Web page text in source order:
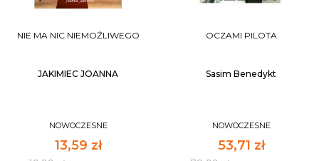
NIE MA NIC NIEMOŻLIWEGO
JAKIMIEC JOANNA
NOWOCZESNE
13,59 zł
OCZAMI PILOTA
Sasim Benedykt
NOWOCZESNE
53,71 zł